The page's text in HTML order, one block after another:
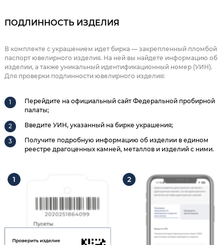
ПОДЛИННОСТЬ ИЗДЕЛИЯ
В комплекте с украшением идет бирка — закрепленный пломбой
паспорт ювелирного изделия. На ней вы найдете информацию об
изделии, а также уникальный идентификационный номер (УИН).
Для проверки подлинности ювелирного изделия:
Перейдите на официальный сайт Федеральной пробирной
палаты;
Введите УИН, указанный на бирке украшения;
Получите подробную информацию об изделии в едином
реестре драгоценных камней, металлов и изделий с ними.